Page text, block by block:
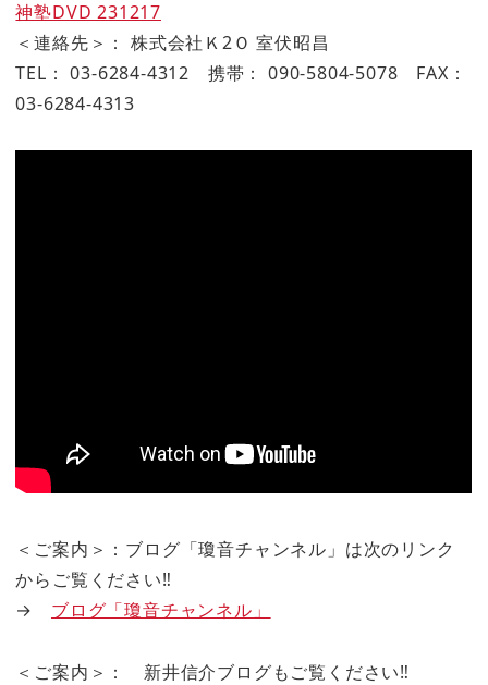
神塾DVD 231217
＜連絡先＞： 株式会社Ｋ2Ｏ 室伏昭昌
TEL： 03-6284-4312 携帯： 090-5804-5078 FAX：
03-6284-4313
＜ご案内＞：ブログ「瓊音チャンネル」は次のリンク
からご覧ください‼
→ ブログ「瓊音チャンネル」
＜ご案内＞： 新井信介ブログもご覧ください‼